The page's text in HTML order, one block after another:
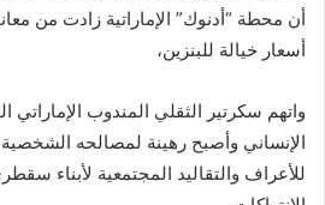
أن محطة “أدنوك” الإماراتية زادت من
أسعار خيالة للبنزين،
واتهم سكرتير الثقلي المندوب
الإنساني وأصبح رهينة لمصالحه
للأعراف والتقاليد المجتمعية لأبناء